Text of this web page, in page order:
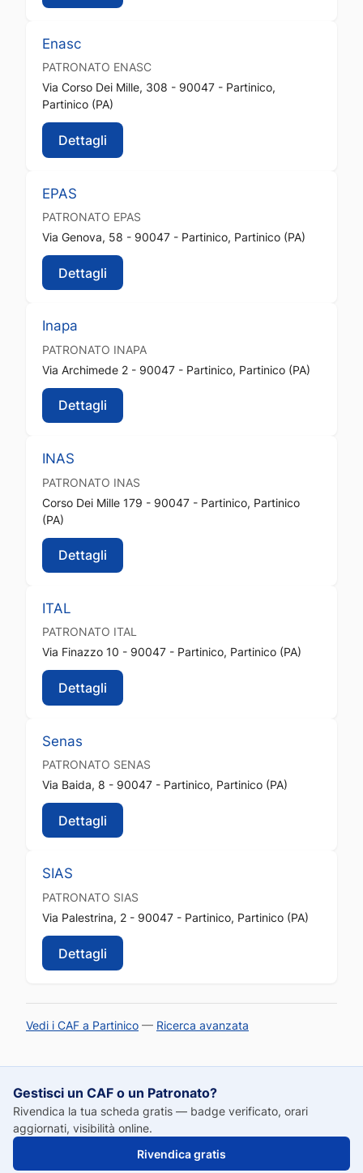
Enasc
PATRONATO ENASC
Via Corso Dei Mille, 308 - 90047 - Partinico,
Partinico (PA)
Dettagli
EPAS
PATRONATO EPAS
Via Genova, 58 - 90047 - Partinico, Partinico (PA)
Dettagli
Inapa
PATRONATO INAPA
Via Archimede 2 - 90047 - Partinico, Partinico (PA)
Dettagli
INAS
PATRONATO INAS
Corso Dei Mille 179 - 90047 - Partinico, Partinico
(PA)
Dettagli
ITAL
PATRONATO ITAL
Via Finazzo 10 - 90047 - Partinico, Partinico (PA)
Dettagli
Senas
PATRONATO SENAS
Via Baida, 8 - 90047 - Partinico, Partinico (PA)
Dettagli
SIAS
PATRONATO SIAS
Via Palestrina, 2 - 90047 - Partinico, Partinico (PA)
Dettagli
Vedi i CAF a Partinico — Ricerca avanzata
Gestisci un CAF o un Patronato?
Rivendica la tua scheda gratis — badge verificato, orari
aggiornati, visibilità online.
Rivendica gratis